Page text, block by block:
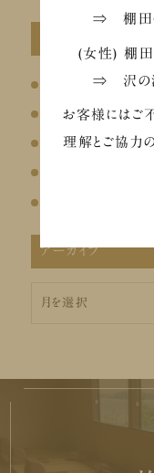
ととのう夏のチャー
イベントのお知らせ
アーカイブ
ー
⇒ 棚田の
(女性) 棚田
⇒ 沢の湯
お客様にはご
理解とご協力の